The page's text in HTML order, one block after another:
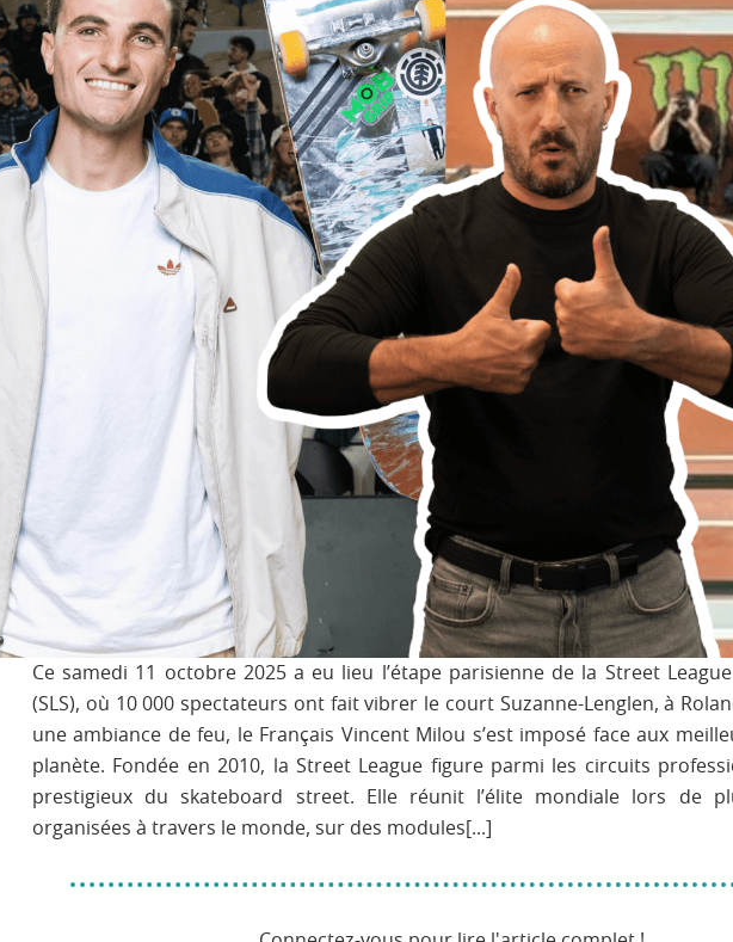
Ce samedi 11 octobre 2025 a eu lieu l’étape parisienne de la Street
(SLS), où 10 000 spectateurs ont fait vibrer le court Suzanne-Lenglen, à
une ambiance de feu, le Français Vincent Milou s’est imposé face aux
planète. Fondée en 2010, la Street League figure parmi les circuits
prestigieux du skateboard street. Elle réunit l’élite mondiale lors de
organisées à travers le monde, sur des modules[...]